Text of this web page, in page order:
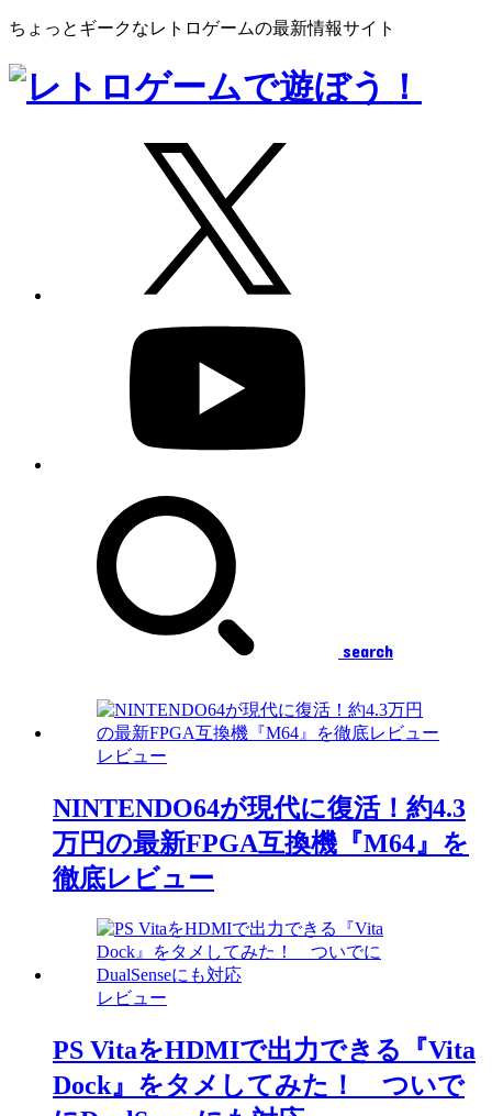
ちょっとギークなレトロゲームの最新情報サイト
search
レビュー
NINTENDO64が現代に復活！約4.3
万円の最新FPGA互換機『M64』を
徹底レビュー
レビュー
PS VitaをHDMIで出力できる『Vita
Dock』をタメしてみた！ ついで